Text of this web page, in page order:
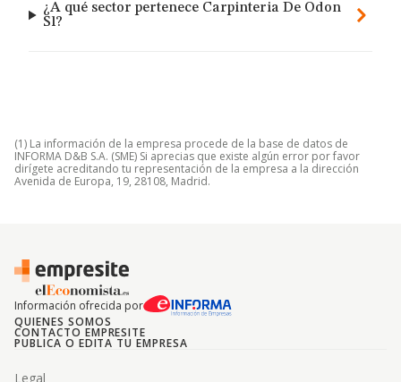
¿A qué sector pertenece Carpinteria De Odon
Sl?
(1) La información de la empresa procede de la base de datos de
INFORMA D&B S.A. (SME) Si aprecias que existe algún error por favor
dirígete acreditando tu representación de la empresa a la dirección
Avenida de Europa, 19, 28108, Madrid.
Información ofrecida por
QUIENES SOMOS
CONTACTO EMPRESITE
PUBLICA O EDITA TU EMPRESA
Legal